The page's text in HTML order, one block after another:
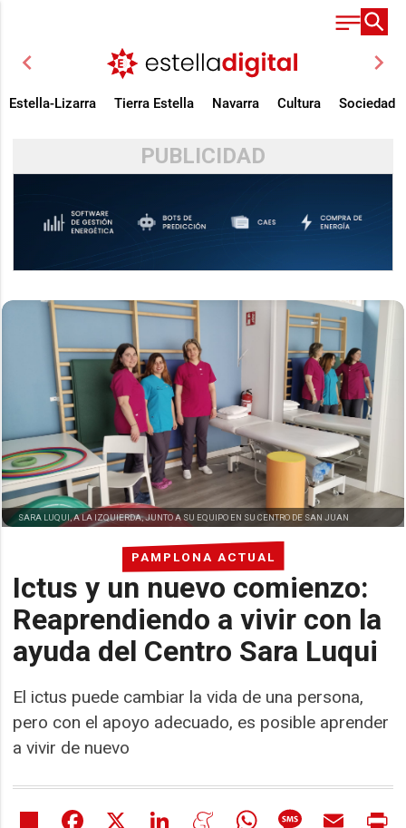
chevron_left chevron_right
Estella-Lizarra Tierra Estella Navarra Cultura Sociedad
PUBLICIDAD
PAMPLONA ACTUAL
Ictus y un nuevo comienzo:
Reaprendiendo a vivir con la
ayuda del Centro Sara Luqui
El ictus puede cambiar la vida de una persona,
pero con el apoyo adecuado, es posible aprender
a vivir de nuevo
SARA LUQUI, A LA IZQUIERDA, JUNTO A SU EQUIPO EN SU CENTRO DE SAN JUAN
Share Facebook LinkedIn MeneameWhatsAppMessageEmail